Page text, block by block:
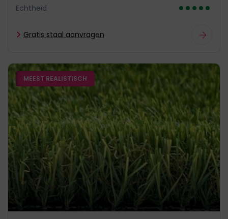
Echtheid
Gratis staal aanvragen
MEEST REALISTISCH